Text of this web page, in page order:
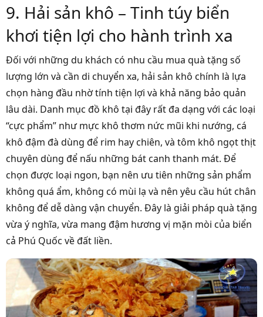
9. Hải sản khô – Tinh túy biển
khơi tiện lợi cho hành trình xa
Đối với những du khách có nhu cầu mua quà tặng số
lượng lớn và cần di chuyển xa, hải sản khô chính là lựa
chọn hàng đầu nhờ tính tiện lợi và khả năng bảo quản
lâu dài. Danh mục đồ khô tại đây rất đa dạng với các loại
“cực phẩm” như mực khô thơm nức mũi khi nướng, cá
khô đậm đà dùng để rim hay chiên, và tôm khô ngọt thịt
chuyên dùng để nấu những bát canh thanh mát. Để
chọn được loại ngon, bạn nên ưu tiên những sản phẩm
không quá ẩm, không có mùi lạ và nên yêu cầu hút chân
không để dễ dàng vận chuyển. Đây là giải pháp quà tặng
vừa ý nghĩa, vừa mang đậm hương vị mặn mòi của biển
cả Phú Quốc về đất liền.